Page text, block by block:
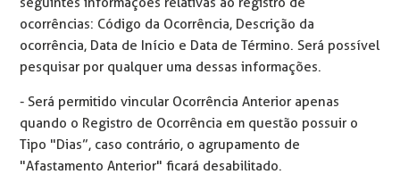
ocorrências: Código da Ocorrência, Descrição da
ocorrência, Data de Início e Data de Término. Será possível
pesquisar por qualquer uma dessas informações.
- Será permitido vincular Ocorrência Anterior apenas
quando o Registro de Ocorrência em questão possuir o
Tipo "Dias”, caso contrário, o agrupamento de
"Afastamento Anterior" ficará desabilitado.